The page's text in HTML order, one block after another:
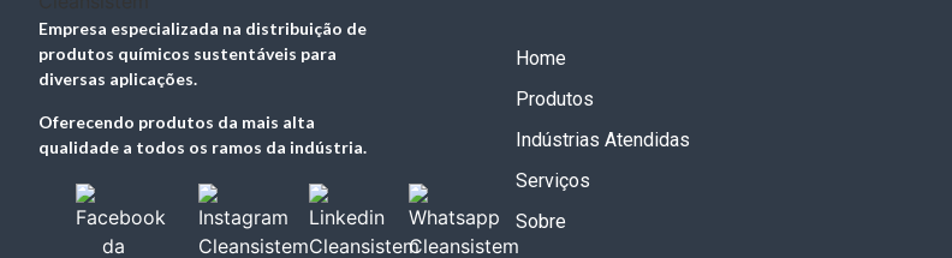
Empresa especializada na distribuição de
produtos químicos sustentáveis para
diversas aplicações.
Oferecendo produtos da mais alta
qualidade a todos os ramos da indústria.
Home
Produtos
Indústrias Atendidas
Serviços
Sobre